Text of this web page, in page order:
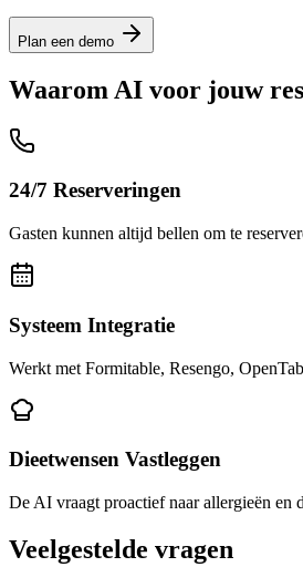
Plan een demo
Waarom AI voor jouw
24/7 Reserveringen
Gasten kunnen altijd bellen om te
Systeem Integratie
Werkt met Formitable, Resengo,
Dieetwensen Vastleggen
De AI vraagt proactief naar allergieën en
Veelgestelde vragen